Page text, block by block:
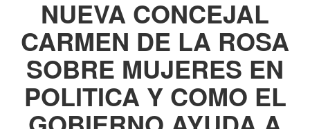
NUEVA CONCEJAL
CARMEN DE LA ROSA
SOBRE MUJERES EN
POLITICA Y COMO EL